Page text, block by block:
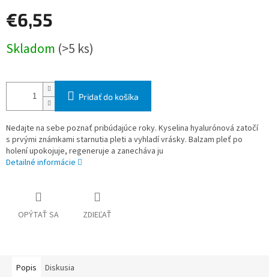
€6,55
cena:
Skladom (>5 ks)
Pridať do košíka
Nedajte na sebe poznať pribúdajúce roky. Kyselina hyalurónová zatočí
s prvými známkami starnutia pleti a vyhladí vrásky. Balzam pleť po
holení upokojuje, regeneruje a zanecháva ju
Detailné informácie
OPÝTAŤ SA ZDIEĽAŤ
Popis Diskusia